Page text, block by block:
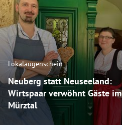
Lokalaugenschein
Neuberg statt Neuseeland:
Wirtspaar verwöhnt Gäste im
Mürztal